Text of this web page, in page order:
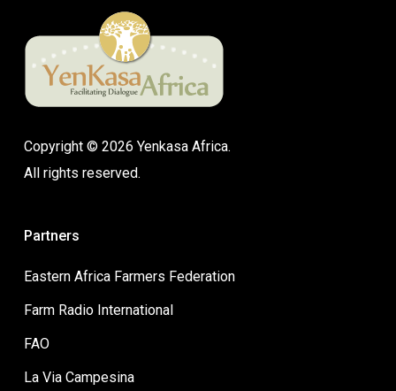
Copyright © 2026 Yenkasa Africa.
All rights reserved.
Partners
Eastern Africa Farmers Federation
Farm Radio International
FAO
La Via Campesina